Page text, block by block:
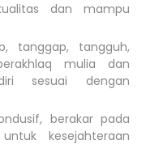
dan mampu
tanggap, tangguh,
mulia dan
sesuai dengan
berakar pada
kesejahteraan